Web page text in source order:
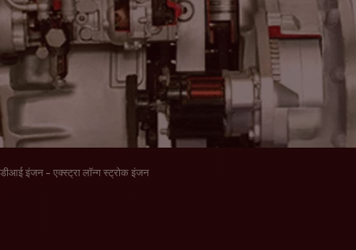
डीआई इंजन - एक्स्ट्रा लॉन्ग स्ट्रोक इंजन